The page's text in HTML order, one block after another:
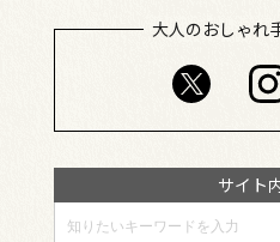
大人のおしゃれ
サイト